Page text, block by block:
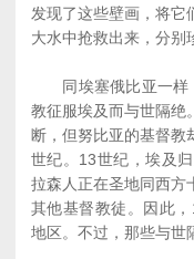
发现了这些壁画，将它
大水中抢救出来，分别
同埃塞俄比亚一样
教征服埃及而与世隔绝
断，但努比亚的基督教
世纪。13世纪，埃及
拉森人正在圣地同西方
其他基督教徒。因此
地区。不过，那些与世